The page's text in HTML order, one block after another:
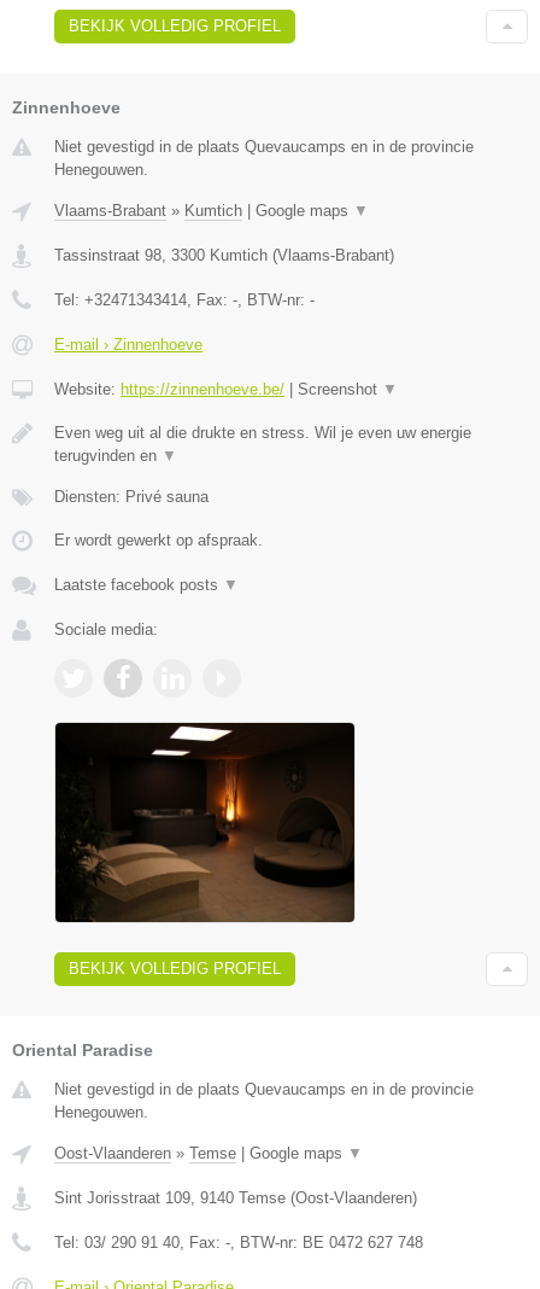
BEKIJK VOLLEDIG PROFIEL
Zinnenhoeve
Niet gevestigd in de plaats Quevaucamps en in de provincie
Henegouwen.
Vlaams-Brabant » Kumtich Google maps ▼
Tassinstraat 98, 3300 Kumtich (Vlaams-Brabant)
Tel: +32471343414, Fax: -, BTW-nr: -
E-mail › Zinnenhoeve
Website: https://zinnenhoeve.be/ Screenshot ▼
Even weg uit al die drukte en stress. Wil je even uw energie
terugvinden en ▼
Diensten: Privé sauna
Er wordt gewerkt op afspraak.
Laatste facebook posts ▼
Sociale media:
BEKIJK VOLLEDIG PROFIEL
Oriental Paradise
Niet gevestigd in de plaats Quevaucamps en in de provincie
Henegouwen.
Oost-Vlaanderen » Temse | Google maps ▼
Sint Jorisstraat 109 9140 Temse (Oost-Vlaanderen)
Tel: 03/ 290 91 40 , Fax: - , BTW-nr: BE 0472 627 748